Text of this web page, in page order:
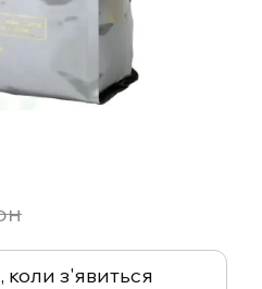
коли з'явиться